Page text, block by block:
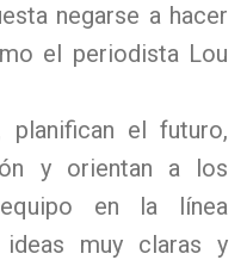
negarse a hacer
el periodista Lou
planifican el futuro,
y orientan a los
en la línea
ideas muy claras y